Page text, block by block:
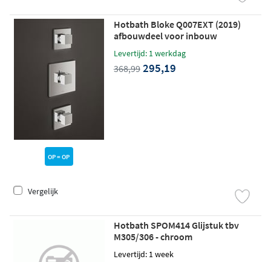
OP = OP
Hotbath Bloke Q007EXT (2019)
afbouwdeel voor inbouw
thermostaat met 2 stopkranen
chroom
Levertijd: 1 werkdag
368,99 295,19
Vergelijk
Hotbath SPOM414 Glijstuk tbv
M305/306 - chroom
Levertijd: 1 week